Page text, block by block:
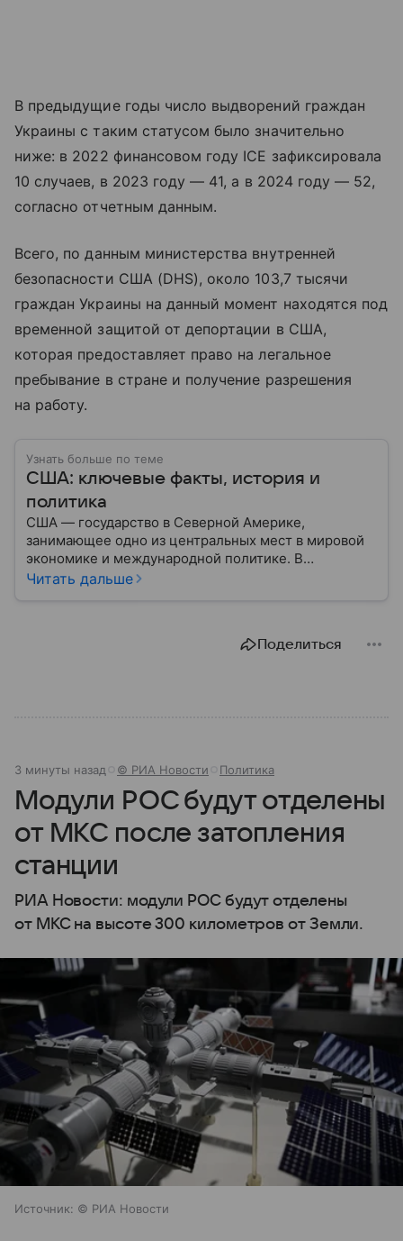
В предыдущие годы число выдворений граждан
Украины с таким статусом было значительно
ниже: в 2022 финансовом году ICE зафиксировала
10 случаев, в 2023 году — 41, а в 2024 году — 52,
согласно отчетным данным.
Всего, по данным министерства внутренней
безопасности США (DHS), около 103,7 тысячи
граждан Украины на данный момент находятся под
временной защитой от депортации в США,
которая предоставляет право на легальное
пребывание в стране и получение разрешения
на работу.
Узнать больше по теме
США: ключевые факты, история и
политика
США — государство в Северной Америке,
занимающее одно из центральных мест в мировой
экономике и международной политике. В
материале — основные сведения об этой стране.
Читать дальше
Поделиться
3 минуты назад © РИА Новости Политика
Модули РОС будут отделены
от МКС после затопления
станции
РИА Новости: модули РОС будут отделены
от МКС на высоте 300 километров от Земли.
Источник: © РИА Новости